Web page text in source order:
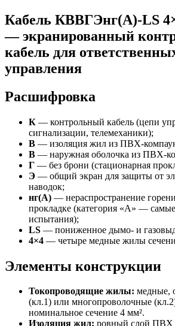
Кабель КВВГЭнг(А)-LS
— экранированный
кабель для
управления
Расшифровка
К — контрольный кабель (цепи
сигнализации, телемеханики);
В — изоляция жил из ПВХ-
В — наружная оболочка из ПВХ-
Г — без брони (стационарная
Э — общий экран для защиты от
наводок;
нг(А) — нераспространение
прокладке (категория «А» —
испытания);
LS — пониженное дымо- и
4×4 — четыре медные жилы
Элементы конструкции
Токопроводящие жилы: медные,
(кл.1) или многопроволочные
номинальное сечение 4 мм².
Изоляция жил: ровный слой ПВХ